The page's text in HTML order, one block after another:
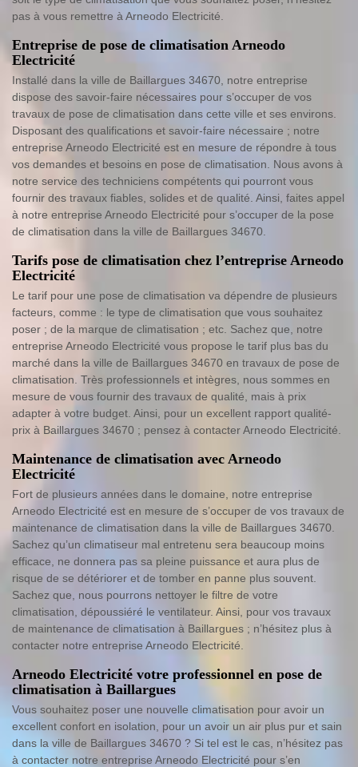
pas à vous remettre à Arneodo Electricité.
Entreprise de pose de climatisation Arneodo
Electricité
Installé dans la ville de Baillargues 34670, notre entreprise
dispose des savoir-faire nécessaires pour s’occuper de vos
travaux de pose de climatisation dans cette ville et ses environs.
Disposant des qualifications et savoir-faire nécessaire ; notre
entreprise Arneodo Electricité est en mesure de répondre à tous
vos demandes et besoins en pose de climatisation. Nous avons à
notre service des techniciens compétents qui pourront vous
fournir des travaux fiables, solides et de qualité. Ainsi, faites appel
à notre entreprise Arneodo Electricité pour s’occuper de la pose
de climatisation dans la ville de Baillargues 34670.
Tarifs pose de climatisation chez l’entreprise Arneodo
Electricité
Le tarif pour une pose de climatisation va dépendre de plusieurs
facteurs, comme : le type de climatisation que vous souhaitez
poser ; de la marque de climatisation ; etc. Sachez que, notre
entreprise Arneodo Electricité vous propose le tarif plus bas du
marché dans la ville de Baillargues 34670 en travaux de pose de
climatisation. Très professionnels et intègres, nous sommes en
mesure de vous fournir des travaux de qualité, mais à prix
adapter à votre budget. Ainsi, pour un excellent rapport qualité-
prix à Baillargues 34670 ; pensez à contacter Arneodo Electricité.
Maintenance de climatisation avec Arneodo
Electricité
Fort de plusieurs années dans le domaine, notre entreprise
Arneodo Electricité est en mesure de s’occuper de vos travaux de
maintenance de climatisation dans la ville de Baillargues 34670.
Sachez qu’un climatiseur mal entretenu sera beaucoup moins
efficace, ne donnera pas sa pleine puissance et aura plus de
risque de se détériorer et de tomber en panne plus souvent.
Sachez que, nous pourrons nettoyer le filtre de votre
climatisation, dépoussiéré le ventilateur. Ainsi, pour vos travaux
de maintenance de climatisation à Baillargues ; n’hésitez plus à
contacter notre entreprise Arneodo Electricité.
Arneodo Electricité votre professionnel en pose de
climatisation à Baillargues
Vous souhaitez poser une nouvelle climatisation pour avoir un
excellent confort en isolation, pour un avoir un air plus pur et sain
dans la ville de Baillargues 34670 ? Si tel est le cas, n’hésitez pas
à contacter notre entreprise Arneodo Electricité pour s’en